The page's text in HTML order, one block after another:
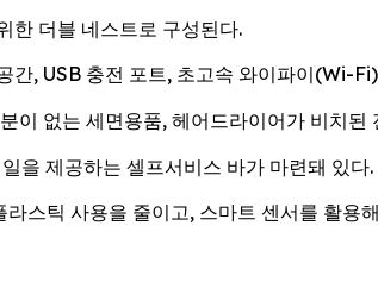
한 더블 네스트로 구성된다.
간, USB 충전 포트, 초고속 와이파이(Wi-
이 없는 세면용품, 헤어드라이어가 비치
을 제공하는 셀프서비스 바가 마련돼 있다.
스틱 사용을 줄이고, 스마트 센서를 활용